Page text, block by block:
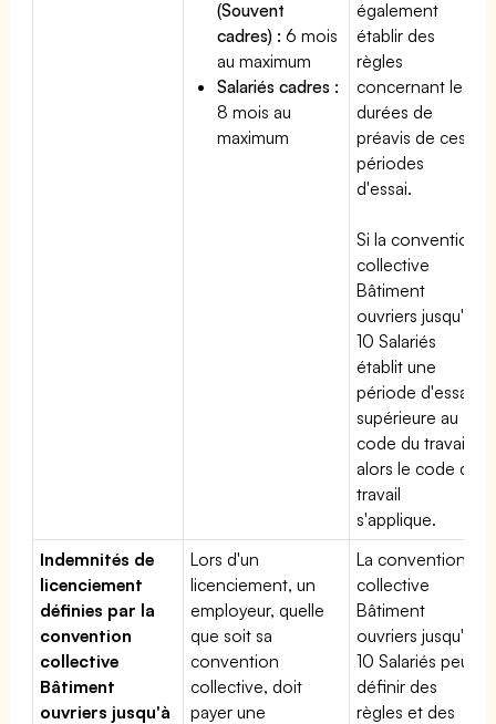
(Souvent
cadres) : 6 mois
au maximum
Salariés cadres :
8 mois au
maximum
également
établir des
règles
concernant les
durées de
préavis de ces
périodes
d'essai.
Si la convention
collective
Bâtiment
ouvriers jusqu'à
10 Salariés
établit une
période d'essai
supérieure au
code du travail,
alors le code du
travail
s'applique.
Indemnités de
licenciement
définies par la
convention
collective
Bâtiment
ouvriers jusqu'à
Lors d'un
licenciement, un
employeur, quelle
que soit sa
convention
collective, doit
payer une
La convention
collective
Bâtiment
ouvriers jusqu'à
10 Salariés peut
définir des
règles et des